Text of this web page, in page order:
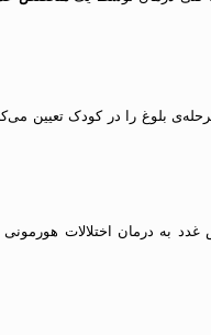
بلوغ را در کودک تعیین
به درمان اختلالات